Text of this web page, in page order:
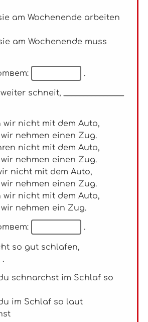
am Wochenende arbeiten
am Wochenende muss
.
schneit, _______________
wir nicht mit dem Auto,
nehmen einen Zug.
nicht mit dem Auto,
nehmen einen Zug.
nicht mit dem Auto,
nehmen einen Zug.
wir nicht mit dem Auto,
nehmen ein Zug.
.
so gut schlafen,
.
schnarchst im Schlaf so
im Schlaf so laut